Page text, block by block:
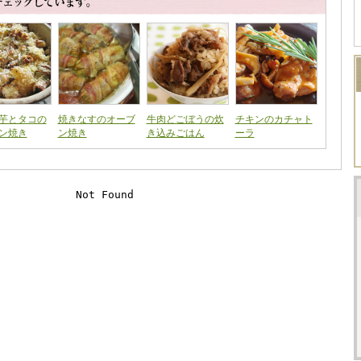
とタコの
焼き
焼きなすのオーブ
ン焼き
牛肉どごぼうの炊
き込みごはん
チキンのカチャト
ーラ